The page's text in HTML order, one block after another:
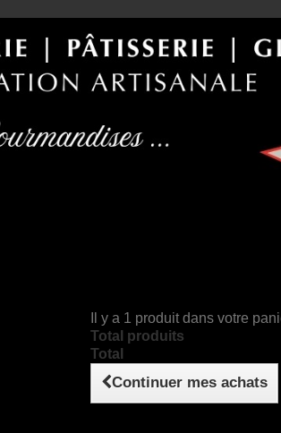
Il y a 1 produit dans votre
Total produits
Total
Continuer mes achats